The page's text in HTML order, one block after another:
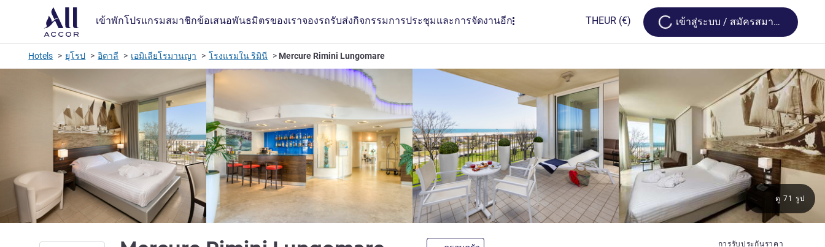
เข้าพักโปรแกรมสมาชิกข้อเสนอพันธมิตรของเราจองรถรับส่งกิจกรรมการประชุมและการจัดงานอีก THEUR (€) Loading...
เข้าสู่ระบบ / สมัครสมาชิก
Hotels ยุโรป อิตาลี เอมิเลียโรมานญา โรงแรมใน ริมินี Mercure Rimini Lungomare
การรับประกันราคา
ดู 71 รูป